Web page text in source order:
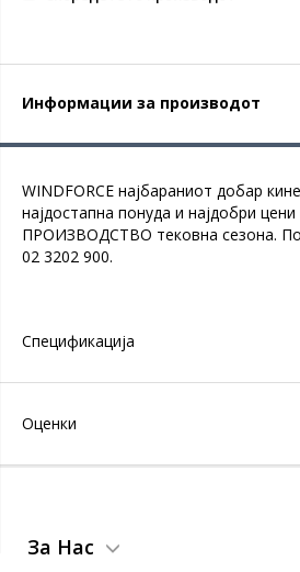
Информации за производот
WINDFORCE најбараниот добар
најдостапна понуда и најдобри
ПРОИЗВОДСТВО тековна сезона.
02 3202 900.
Спецификација
Оценки
За Нас